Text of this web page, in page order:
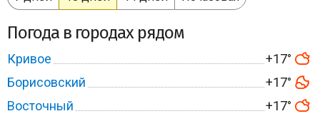
Погода в городах рядом
Кривое
+17°
Борисовский
+17°
Восточный
+17°